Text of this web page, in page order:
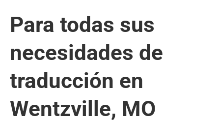
Para todas sus
necesidades de
traducción en
Wentzville, MO